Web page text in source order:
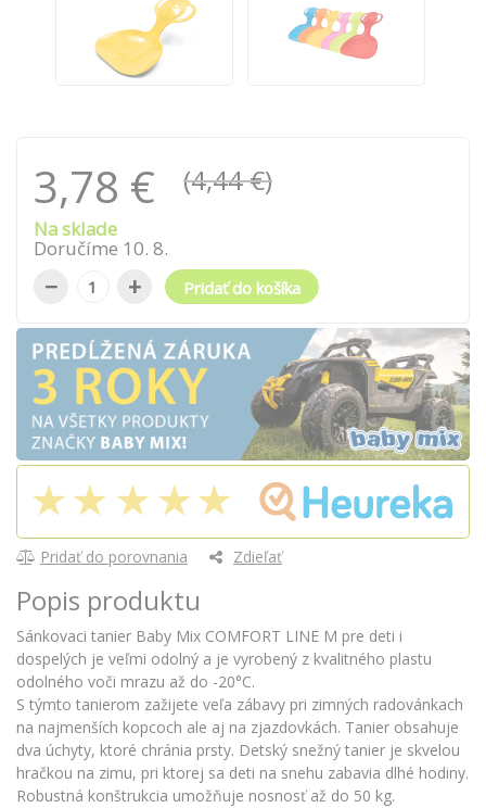
3,78 € (4,44 €)
Na sklade
Doručíme 10. 8.
− + Pridať do košíka
Pridať do porovnania Zdieľať
Popis produktu
Sánkovaci tanier Baby Mix COMFORT LINE M pre deti i
dospelých je veľmi odolný a je vyrobený z kvalitného plastu
odolného voči mrazu až do -20°C.
S týmto tanierom zažijete veľa zábavy pri zimných radovánkach
na najmenších kopcoch ale aj na zjazdovkách. Tanier obsahuje
dva úchyty, ktoré chránia prsty. Detský snežný tanier je skvelou
hračkou na zimu, pri ktorej sa deti na snehu zabavia dlhé hodiny.
Robustná konštrukcia umožňuje nosnosť až do 50 kg.